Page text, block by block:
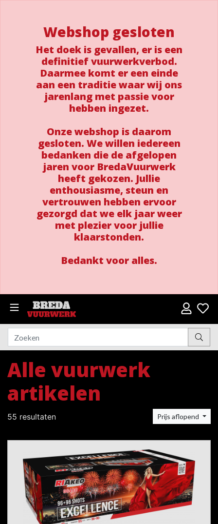
Webshop gesloten
Het doek is gevallen, er is een
definitief vuurwerkverbod.
Daarmee komt er een einde
aan een traditie waar wij ons
jarenlang met passie voor
hebben ingezet.
Onze webshop is daarom
gesloten. We willen iedereen
bedanken die de afgelopen
jaren voor BredaVuurwerk
heeft gekozen. Jullie
enthousiasme, steun en
vertrouwen hebben ervoor
gezorgd dat we elk jaar weer
met plezier voor jullie
klaarstonden.
Bedankt voor alles.
Alle vuurwerk
artikelen
55 resultaten Prijs aflopend